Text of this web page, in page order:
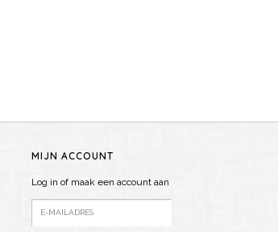
MIJN ACCOUNT
Log in of maak een account aan